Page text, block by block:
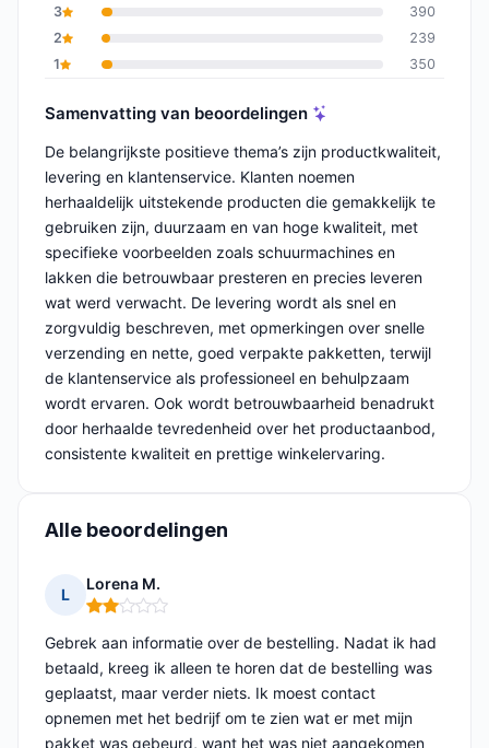
3
390
2
239
1
350
Samenvatting van beoordelingen
De belangrijkste positieve thema’s zijn productkwaliteit,
levering en klantenservice. Klanten noemen
herhaaldelijk uitstekende producten die gemakkelijk te
gebruiken zijn, duurzaam en van hoge kwaliteit, met
specifieke voorbeelden zoals schuurmachines en
lakken die betrouwbaar presteren en precies leveren
wat werd verwacht. De levering wordt als snel en
zorgvuldig beschreven, met opmerkingen over snelle
verzending en nette, goed verpakte pakketten, terwijl
de klantenservice als professioneel en behulpzaam
wordt ervaren. Ook wordt betrouwbaarheid benadrukt
door herhaalde tevredenheid over het productaanbod,
consistente kwaliteit en prettige winkelervaring.
Alle beoordelingen
L
Lorena M.
Opmerking: 2 van 5
Gebrek aan informatie over de bestelling. Nadat ik had
betaald, kreeg ik alleen te horen dat de bestelling was
geplaatst, maar verder niets. Ik moest contact
opnemen met het bedrijf om te zien wat er met mijn
pakket was gebeurd, want het was niet aangekomen